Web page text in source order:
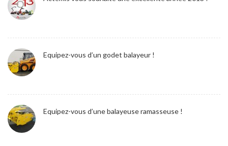
Equipez-vous d’un godet balayeur !
Equipez-vous d’une balayeuse ramasseuse !